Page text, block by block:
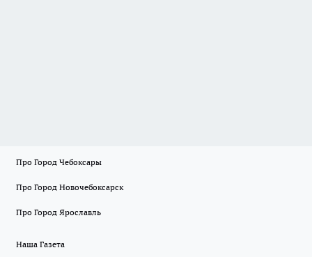
Про Город Чебоксары
Про Город Новочебоксарск
Про Город Ярославль
Наша Газета